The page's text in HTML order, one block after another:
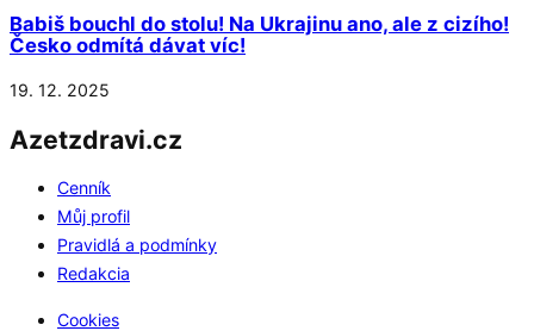
Babiš bouchl do stolu! Na Ukrajinu ano, ale z cizího!
Česko odmítá dávat víc!
19. 12. 2025
Azetzdravi.cz
Cenník
Můj profil
Pravidlá a podmínky
Redakcia
Cookies